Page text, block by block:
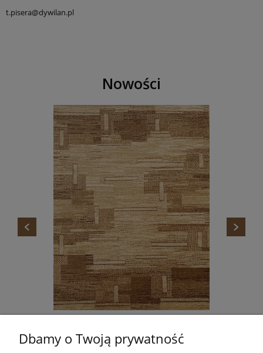
t.pisera@dywilan.pl
Nowości
665,00 zł
Dbamy o Twoją prywatność